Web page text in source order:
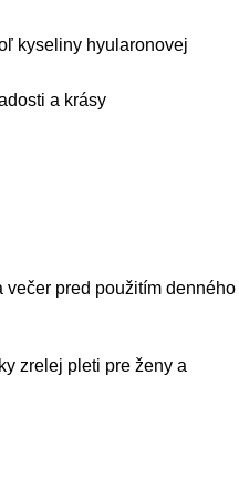
kyseliny hyularonovej
a krásy
večer pred použitím denného
zrelej pleti pre ženy a